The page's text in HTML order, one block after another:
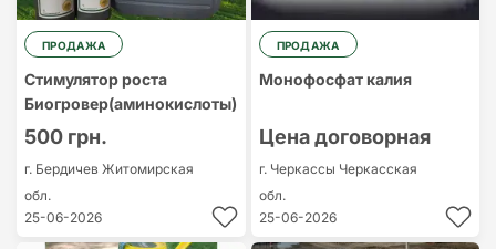
ПРОДАЖА
Стимулятор роста
Биогровер(аминокислоты)
500 грн.
г. Бердичев Житомирская
обл.
25-06-2026
ПРОДАЖА
Монофосфат калия
Цена договорная
г. Черкассы Черкасская
обл.
25-06-2026